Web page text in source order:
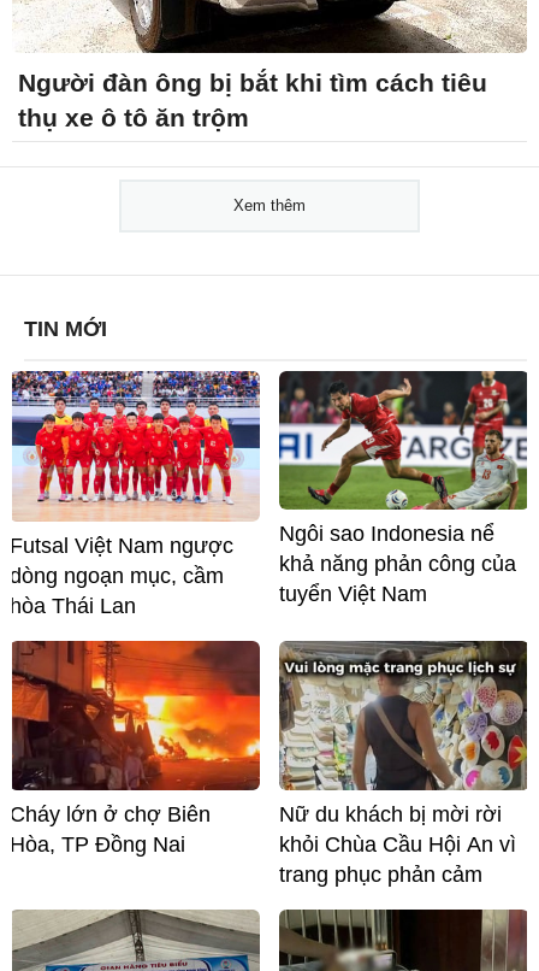
Người đàn ông bị bắt khi tìm cách tiêu
thụ xe ô tô ăn trộm
Xem thêm
TIN MỚI
Futsal Việt Nam ngược
dòng ngoạn mục, cầm
hòa Thái Lan
Ngôi sao Indonesia nể
khả năng phản công của
tuyển Việt Nam
Cháy lớn ở chợ Biên
Hòa, TP Đồng Nai
Nữ du khách bị mời rời
khỏi Chùa Cầu Hội An vì
trang phục phản cảm